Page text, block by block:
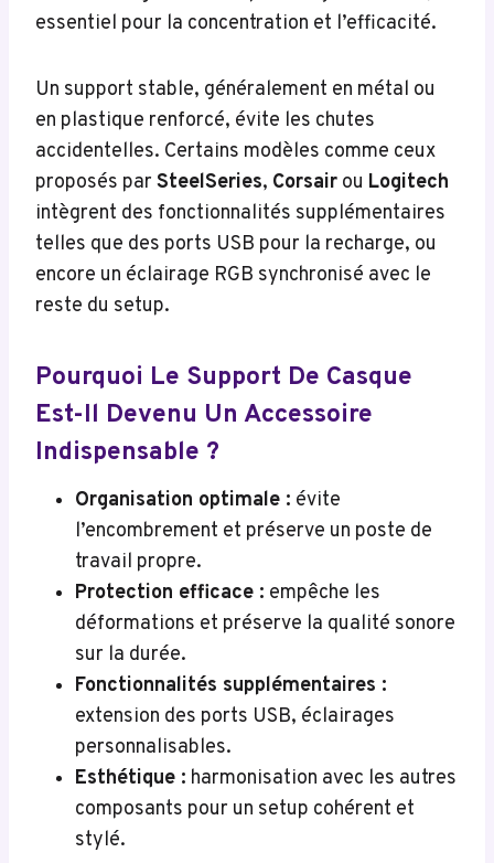
essentiel pour la concentration et l’efficacité.
Un support stable, généralement en métal ou
en plastique renforcé, évite les chutes
accidentelles. Certains modèles comme ceux
proposés par SteelSeries, Corsair ou Logitech
intègrent des fonctionnalités supplémentaires
telles que des ports USB pour la recharge, ou
encore un éclairage RGB synchronisé avec le
reste du setup.
Pourquoi Le Support De Casque
Est-Il Devenu Un Accessoire
Indispensable ?
Organisation optimale : évite
l’encombrement et préserve un poste de
travail propre.
Protection efficace : empêche les
déformations et préserve la qualité sonore
sur la durée.
Fonctionnalités supplémentaires :
extension des ports USB, éclairages
personnalisables.
Esthétique : harmonisation avec les autres
composants pour un setup cohérent et
stylé.